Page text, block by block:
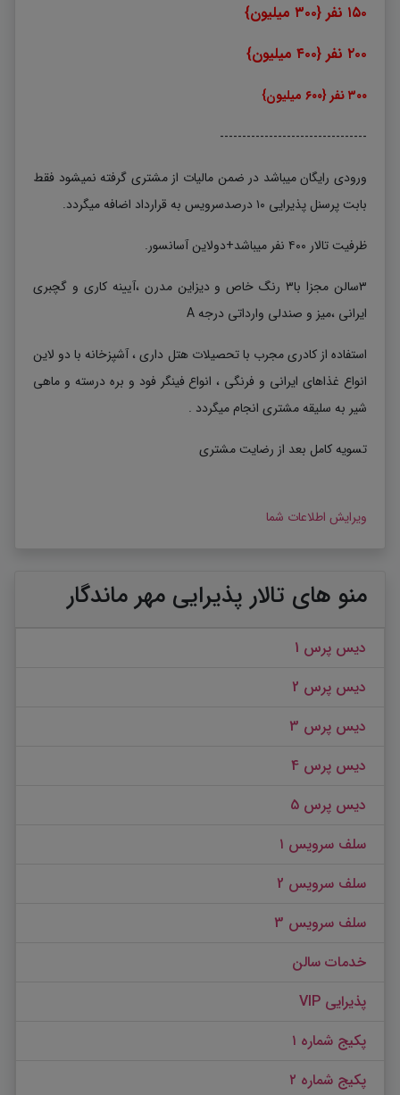
۱۵۰ نفر {۳۰۰ میلیون}
۲۰۰ نفر {۴۰۰ میلیون}
۳۰۰ نفر {۶۰۰ میلیون}
---------------------------------
ورودی رایگان میباشد در ضمن مالیات از مشتری گرفته نمیشود فقط
بابت پرسنل پذیرایی ۱۰ درصدسرویس به قرارداد اضافه میگردد.
ظرفیت تالار ۴۰۰ نفر میباشد+دولاین آسانسور.
۳سالن مجزا با۳ رنگ خاص و دیزاین مدرن ،آیینه کاری و گچبری
ایرانی ،میز و صندلی وارداتی درجه A
استفاده از کادری مجرب با تحصیلات هتل داری ، آشپزخانه با دو لاین
انواع غذاهای ایرانی و فرنگی ، انواع فینگر فود و بره درسته و ماهی
شیر به سلیقه مشتری انجام میگردد .
تسویه کامل بعد از رضایت مشتری
ویرایش اطلاعات شما
منو های تالار پذیرایی مهر ماندگار
دیس پرس 1
دیس پرس 2
دیس پرس 3
دیس پرس 4
دیس پرس 5
سلف سرویس ۱
سلف سرویس 2
سلف سرویس 3
خدمات سالن
پذیرایی VIP
پکیج شماره ۱
پکیج شماره ۲